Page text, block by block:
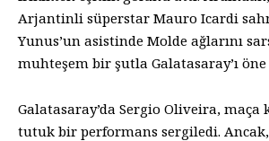
Arjantinli süperstar Mauro Icardi
Yunus’un asistinde Molde ağlarını
muhteşem bir şutla Galatasaray’ı
Galatasaray’da Sergio Oliveira, maça
tutuk bir performans sergiledi.